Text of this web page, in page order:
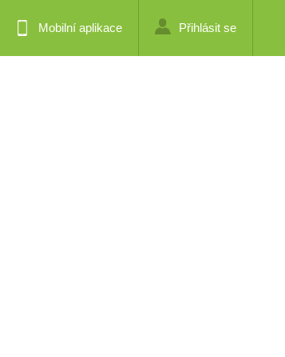
Mobilní aplikace Přihlásit se